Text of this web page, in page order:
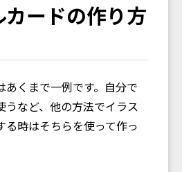
ードの作り方
あくまで一例です。自分で
うなど、他の方法でイラス
る時はそちらを使って作っ